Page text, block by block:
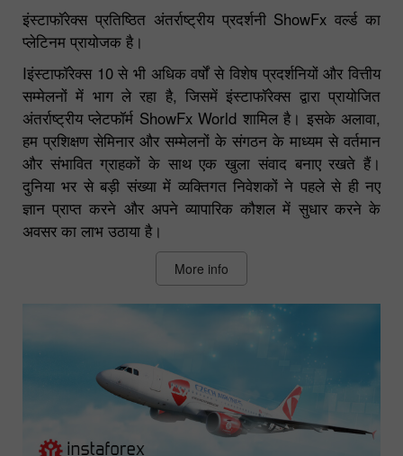
इंस्टाफॉरेक्स प्रतिष्ठित अंतर्राष्ट्रीय प्रदर्शनी ShowFx वर्ल्ड का
प्लेटिनम प्रायोजक है।
Iइंस्टाफॉरेक्स 10 से भी अधिक वर्षों से विशेष प्रदर्शनियों और वित्तीय
सम्मेलनों में भाग ले रहा है, जिसमें इंस्टाफॉरेक्स द्वारा प्रायोजित
अंतर्राष्ट्रीय प्लेटफॉर्म ShowFx World शामिल है। इसके अलावा,
हम प्रशिक्षण सेमिनार और सम्मेलनों के संगठन के माध्यम से वर्तमान
और संभावित ग्राहकों के साथ एक खुला संवाद बनाए रखते हैं।
दुनिया भर से बड़ी संख्या में व्यक्तिगत निवेशकों ने पहले से ही नए
ज्ञान प्राप्त करने और अपने व्यापारिक कौशल में सुधार करने के
अवसर का लाभ उठाया है।
More info